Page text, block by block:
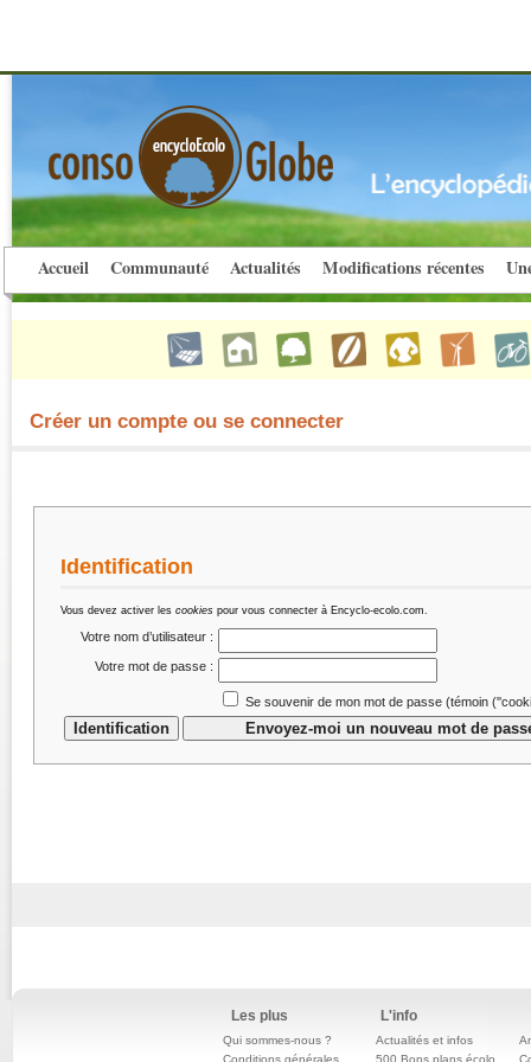
Accueil Communauté Actualités Modifications récentes
Créer un compte ou se connecter
Identification
Vous devez activer les cookies pour vous connecter à Encyclo-ecolo.com.
Votre nom d’utilisateur :
Votre mot de passe :
Se souvenir de mon mot de passe (témoin
Les plus
Qui sommes-nous ?
Conditions générales
L'info
Actualités et infos
500 Bons plans écolo